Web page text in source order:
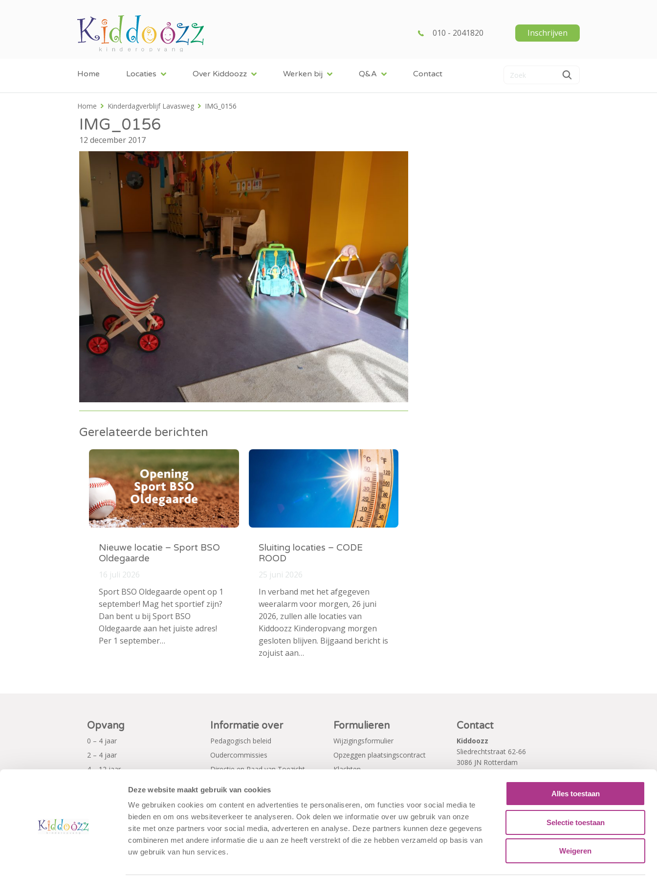
Deze website maakt gebruik van cookies
We gebruiken cookies om content en advertenties te personaliseren, om functies voor social media te
bieden en om ons websiteverkeer te analyseren. Ook delen we informatie over uw gebruik van onze
site met onze partners voor social media, adverteren en analyse. Deze partners kunnen deze gegevens
combineren met andere informatie die u aan ze heeft verstrekt of die ze hebben verzameld op basis van
uw gebruik van hun services.
Alles toestaan
Selectie toestaan
Weigeren
010 - 2041820 Inschrijven
Home Locaties Over Kiddoozz Werken bij Q&A Contact
Home Kinderdagverblijf Lavasweg IMG_0156
IMG_0156
12 december 2017
Gerelateerde berichten
Nieuwe locatie – Sport BSO
Oldegaarde
16 juli 2026
Sport BSO Oldegaarde opent op 1
september! Mag het sportief zijn?
Dan bent u bij Sport BSO
Oldegaarde aan het juiste adres!
Per 1 september…
Sluiting locaties – CODE
ROOD
25 juni 2026
In verband met het afgegeven
weeralarm voor morgen, 26 juni
2026, zullen alle locaties van
Kiddoozz Kinderopvang morgen
gesloten blijven. Bijgaand bericht is
zojuist aan…
Opvang
0 – 4 jaar
2 – 4 jaar
4 – 12 jaar
Informatie over
Pedagogisch beleid
Oudercommissies
Directie en Raad van Toezicht
Formulieren
Wijzigingsformulier
Opzeggen plaatsingscontract
Klachten
Contact
Kiddoozz
Sliedrechtstraat 62-66
3086 JN Rotterdam